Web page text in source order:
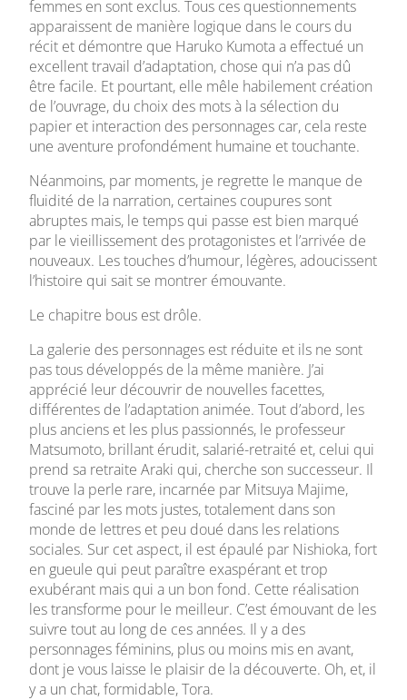
femmes en sont exclus. Tous ces questionnements
apparaissent de manière logique dans le cours du
récit et démontre que Haruko Kumota a effectué un
excellent travail d’adaptation, chose qui n’a pas dû
être facile. Et pourtant, elle mêle habilement création
de l’ouvrage, du choix des mots à la sélection du
papier et interaction des personnages car, cela reste
une aventure profondément humaine et touchante.
Néanmoins, par moments, je regrette le manque de
fluidité de la narration, certaines coupures sont
abruptes mais, le temps qui passe est bien marqué
par le vieillissement des protagonistes et l’arrivée de
nouveaux. Les touches d’humour, légères, adoucissent
l’histoire qui sait se montrer émouvante.
Le chapitre bous est drôle.
La galerie des personnages est réduite et ils ne sont
pas tous développés de la même manière. J’ai
apprécié leur découvrir de nouvelles facettes,
différentes de l’adaptation animée. Tout d’abord, les
plus anciens et les plus passionnés, le professeur
Matsumoto, brillant érudit, salarié-retraité et, celui qui
prend sa retraite Araki qui, cherche son successeur. Il
trouve la perle rare, incarnée par Mitsuya Majime,
fasciné par les mots justes, totalement dans son
monde de lettres et peu doué dans les relations
sociales. Sur cet aspect, il est épaulé par Nishioka, fort
en gueule qui peut paraître exaspérant et trop
exubérant mais qui a un bon fond. Cette réalisation
les transforme pour le meilleur. C’est émouvant de les
suivre tout au long de ces années. Il y a des
personnages féminins, plus ou moins mis en avant,
dont je vous laisse le plaisir de la découverte. Oh, et, il
y a un chat, formidable, Tora.